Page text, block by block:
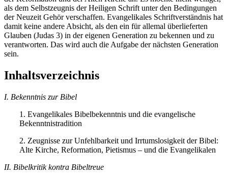
als dem Selbstzeugnis der Heiligen Schrift unter den Bedingungen
der Neuzeit Gehör verschaffen. Evangelikales Schriftverständnis hat
damit keine andere Absicht, als den ein für allemal überlieferten
Glauben (Judas 3) in der eigenen Generation zu bekennen und zu
verantworten. Das wird auch die Aufgabe der nächsten Generation
sein.
Inhaltsverzeichnis
I. Bekenntnis zur Bibel
1. Evangelikales Bibelbekenntnis und die evangelische
Bekenntnistradition
2. Zeugnisse zur Unfehlbarkeit und Irrtumslosigkeit der Bibel:
Alte Kirche, Reformation, Pietismus – und die Evangelikalen
II. Bibelkritik kontra Bibeltreue